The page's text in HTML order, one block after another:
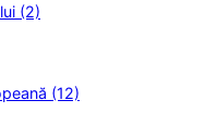
(2)
(12)